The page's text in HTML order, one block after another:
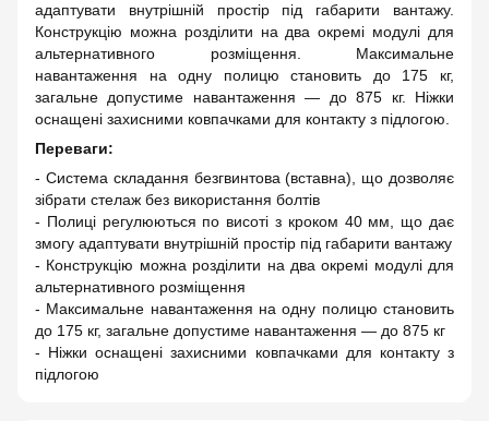
адаптувати внутрішній простір під габарити вантажу.
Конструкцію можна розділити на два окремі модулі для
альтернативного розміщення. Максимальне
навантаження на одну полицю становить до 175 кг,
загальне допустиме навантаження — до 875 кг. Ніжки
оснащені захисними ковпачками для контакту з підлогою.
Переваги:
- Система складання безгвинтова (вставна), що дозволяє
зібрати стелаж без використання болтів
- Полиці регулюються по висоті з кроком 40 мм, що дає
змогу адаптувати внутрішній простір під габарити вантажу
- Конструкцію можна розділити на два окремі модулі для
альтернативного розміщення
- Максимальне навантаження на одну полицю становить
до 175 кг, загальне допустиме навантаження — до 875 кг
- Ніжки оснащені захисними ковпачками для контакту з
підлогою